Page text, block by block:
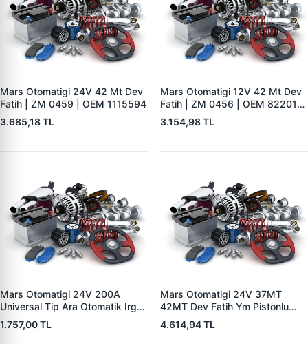
Mars Otomatigi 24V 42 Mt Dev
Fatih | ZM 0459 | OEM 1115594
3.685,18 TL
Mars Otomatigi 12V 42 Mt Dev
Fatih | ZM 0456 | OEM 82201-
5004 V1117553
2132X10456393
3.154,98 TL
Mars Otomatigi 24V 200A
Universal Tip Ara Otomatik Irgat
| ZM 0404
1.757,00 TL
Mars Otomatigi 24V 37MT
42MT Dev Fatih Ym Pistonlu
Bmc Profesyonel Catterpiller Is
Makinasi | ZM 0361 | OEM
4.614,94 TL